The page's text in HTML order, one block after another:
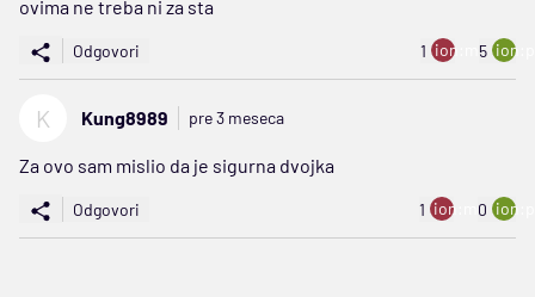
ovima ne treba ni za sta
Odgovori 1 ion:minus
5
K Kung8989 pre 3 meseca
Za ovo sam mislio da je sigurna dvojka
Odgovori 1 ion:minus
0